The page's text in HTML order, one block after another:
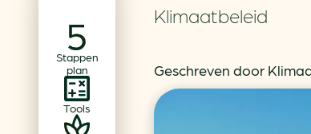
Stappen
plan
Tools
Hoofd­navigatie
Partners
Word partner
Klimaatbeleid
Geschreven door